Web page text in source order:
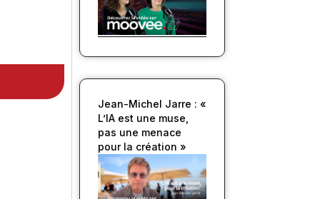
Jean-Michel Jarre : «
L’IA est une muse,
pas une menace
pour la création »